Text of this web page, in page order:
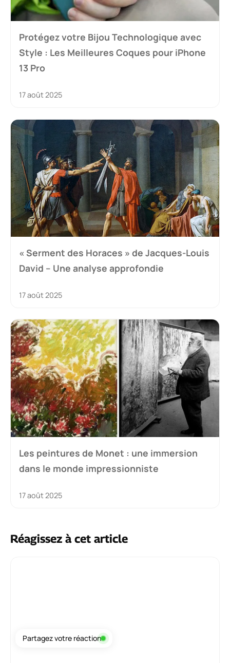
Protégez votre Bijou Technologique avec
Style : Les Meilleures Coques pour iPhone
13 Pro
17 août 2025
« Serment des Horaces » de Jacques-Louis
David – Une analyse approfondie
17 août 2025
Les peintures de Monet : une immersion
dans le monde impressionniste
17 août 2025
Réagissez à cet article
Partagez votre réaction